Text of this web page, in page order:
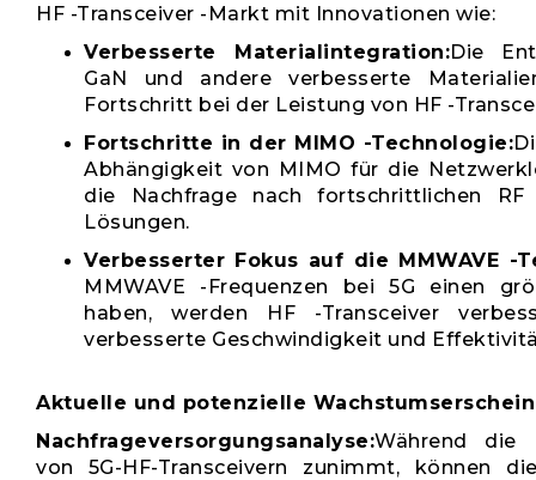
HF -Transceiver -Markt mit Innovationen wie:
Verbesserte Materialintegration:Die
GaN und andere verbesserte
Fortschritt bei der Leistung von HF -
Fortschritte in der MIMO -Technologie:
Abhängigkeit von MIMO für die
die Nachfrage nach fortschrittlichen RF
Lösungen.
Verbesserter Fokus auf die MMWAVE -
MMWAVE -Frequenzen bei 5G einen
haben, werden HF -Transceiver
verbesserte Geschwindigkeit und
Aktuelle und potenzielle
Nachfrageversorgungsanalyse:Während die
von 5G-HF-Transceivern zunimmt, können